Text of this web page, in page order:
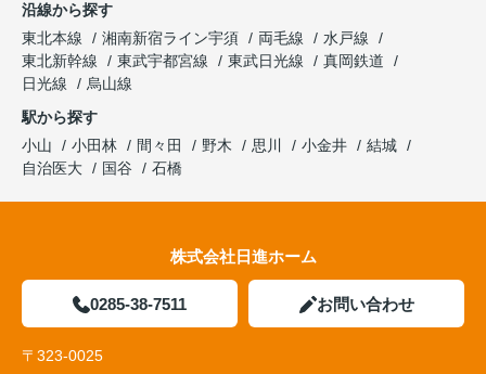
沿線から探す
東北本線
湘南新宿ライン宇須 両毛線
水戸線
東北新幹線
東武宇都宮線 東武日光線
真岡鉄道
日光線
烏山線
駅から探す
小山
小田林 間々田 野木 思川 小金井
結城
自治医大
国谷 石橋
株式会社日進ホーム
0285-38-7511 お問い合わせ
〒323-0025